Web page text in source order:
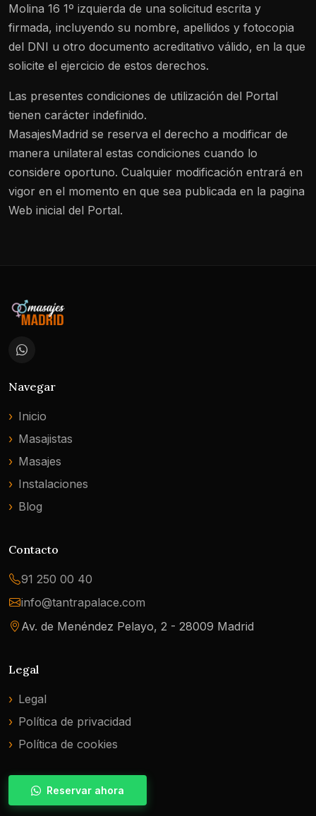
Molina 16 1º izquierda de una solicitud escrita y
firmada, incluyendo su nombre, apellidos y fotocopia
del DNI u otro documento acreditativo válido, en la que
solicite el ejercicio de estos derechos.
Las presentes condiciones de utilización del Portal
tienen carácter indefinido.
MasajesMadrid se reserva el derecho a modificar de
manera unilateral estas condiciones cuando lo
considere oportuno. Cualquier modificación entrará en
vigor en el momento en que sea publicada en la pagina
Web inicial del Portal.
Navegar
Inicio
Masajistas
Masajes
Instalaciones
Blog
Contacto
91 250 00 40
info@tantrapalace.com
Av. de Menéndez Pelayo, 2 - 28009 Madrid
Legal
Legal
Política de privacidad
Política de cookies
Reservar ahora